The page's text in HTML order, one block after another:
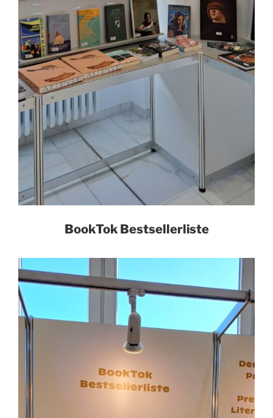
BookTok Bestsellerliste